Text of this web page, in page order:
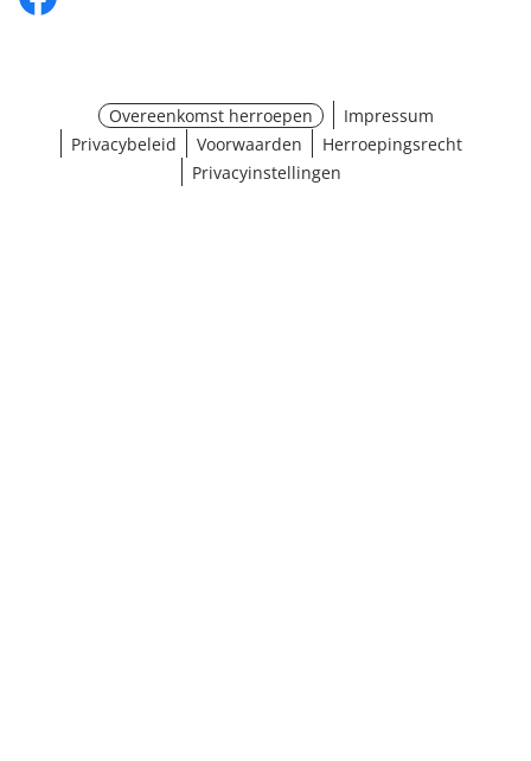
Overeenkomst herroepen
Impressum
Privacybeleid
Voorwaarden
Herroepingsrecht
Privacyinstellingen